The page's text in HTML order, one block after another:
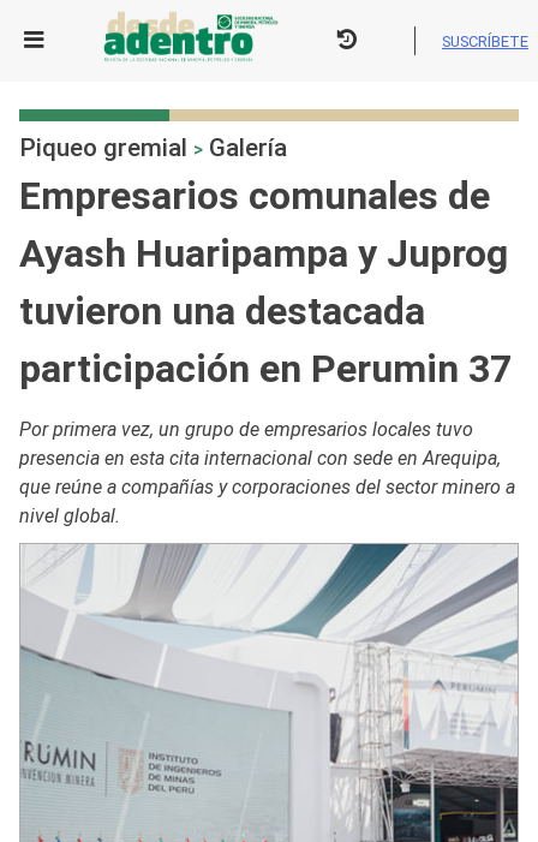
SUSCRÍBETE
Piqueo gremial > Galería
Empresarios comunales de
Ayash Huaripampa y Juprog
tuvieron una destacada
participación en Perumin 37
Por primera vez, un grupo de empresarios locales tuvo
presencia en esta cita internacional con sede en Arequipa,
que reúne a compañías y corporaciones del sector minero a
nivel global.